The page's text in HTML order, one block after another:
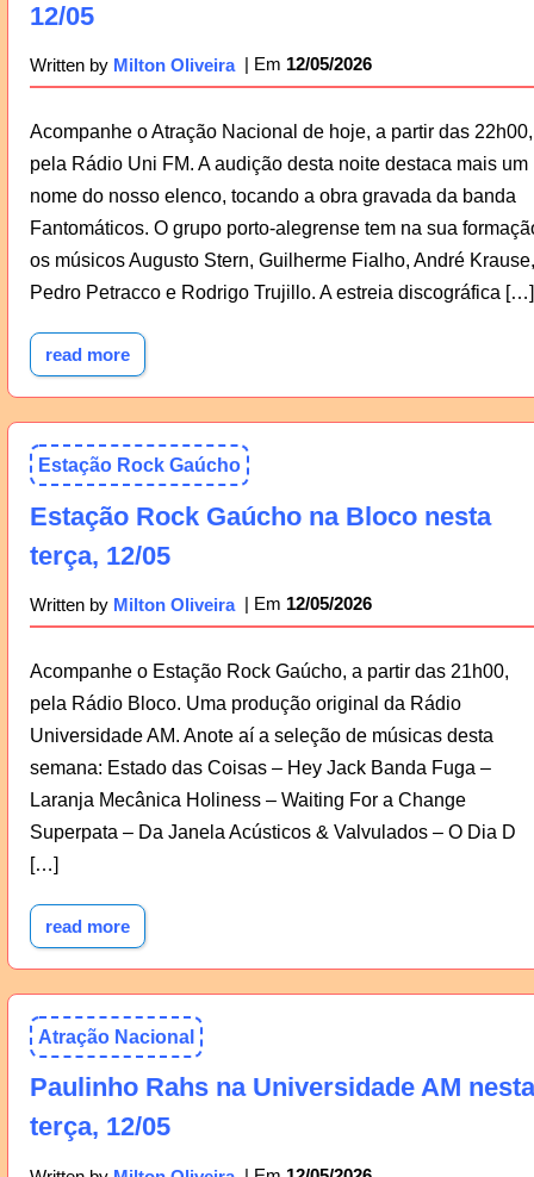
12/05
Written by Milton Oliveira 12/05/2026
Acompanhe o Atração Nacional de hoje, a partir das 22h00,
pela Rádio Uni FM. A audição desta noite destaca mais um
nome do nosso elenco, tocando a obra gravada da banda
Fantomáticos. O grupo porto-alegrense tem na sua
os músicos Augusto Stern, Guilherme Fialho, André Krause,
Pedro Petracco e Rodrigo Trujillo. A estreia discográfica […]
read more
Estação Rock Gaúcho
Estação Rock Gaúcho na Bloco nesta
terça, 12/05
Written by Milton Oliveira 12/05/2026
Acompanhe o Estação Rock Gaúcho, a partir das 21h00,
pela Rádio Bloco. Uma produção original da Rádio
Universidade AM. Anote aí a seleção de músicas desta
semana: Estado das Coisas – Hey Jack Banda Fuga –
Laranja Mecânica Holiness – Waiting For a Change
Superpata – Da Janela Acústicos & Valvulados – O Dia D
[…]
read more
Atração Nacional
Paulinho Rahs na Universidade AM nesta
terça, 12/05